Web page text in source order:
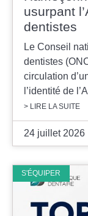
usurpant
dentistes
Le Conseil
dentistes
circulation
l’identité de
> LIRE LA SUITE
24 juillet 2026
S'ÉQUIPER